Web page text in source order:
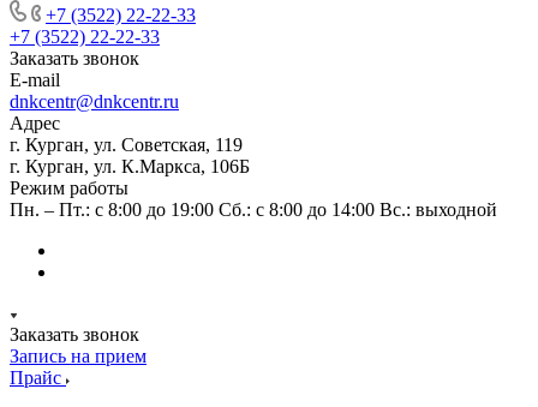
+7 (3522) 22-22-33
+7 (3522) 22-22-33
Заказать звонок
E-mail
dnkcentr@dnkcentr.ru
Адрес
г. Курган, ул. Советская, 119
г. Курган, ул. К.Маркса, 106Б
Режим работы
Пн. – Пт.: с 8:00 до 19:00 Сб.: с 8:00 до 14:00 Вс.: выходной
Заказать звонок
Запись на прием
Прайс